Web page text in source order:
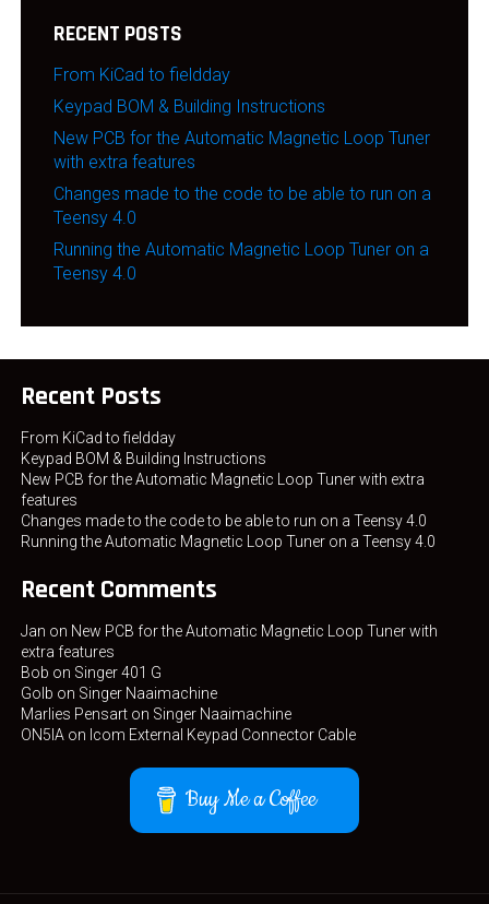
RECENT POSTS
From KiCad to fieldday
Keypad BOM & Building Instructions
New PCB for the Automatic Magnetic Loop Tuner
with extra features
Changes made to the code to be able to run on a
Teensy 4.0
Running the Automatic Magnetic Loop Tuner on a
Teensy 4.0
Recent Posts
From KiCad to fieldday
Keypad BOM & Building Instructions
New PCB for the Automatic Magnetic Loop Tuner with extra
features
Changes made to the code to be able to run on a Teensy 4.0
Running the Automatic Magnetic Loop Tuner on a Teensy 4.0
Recent Comments
Jan on New PCB for the Automatic Magnetic Loop Tuner with
extra features
Bob on Singer 401 G
Golb on Singer Naaimachine
Marlies Pensarton Singer Naaimachine
ON5IAon Icom External Keypad Connector Cable
Buy Me a Coffee